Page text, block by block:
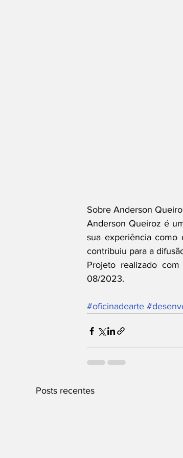
Sobre Anderson
Anderson Queiroz é
sua experiência como
contribuiu para a
Projeto realizado
08/2023.
#oficinadearte
Posts recentes